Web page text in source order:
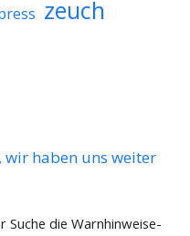
zeuch
wir haben uns weiter
Suche die Warnhinweise-